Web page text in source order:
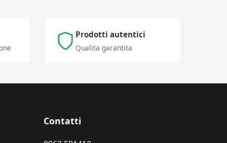
Prodotti autentici
Qualita garantita
Contatti